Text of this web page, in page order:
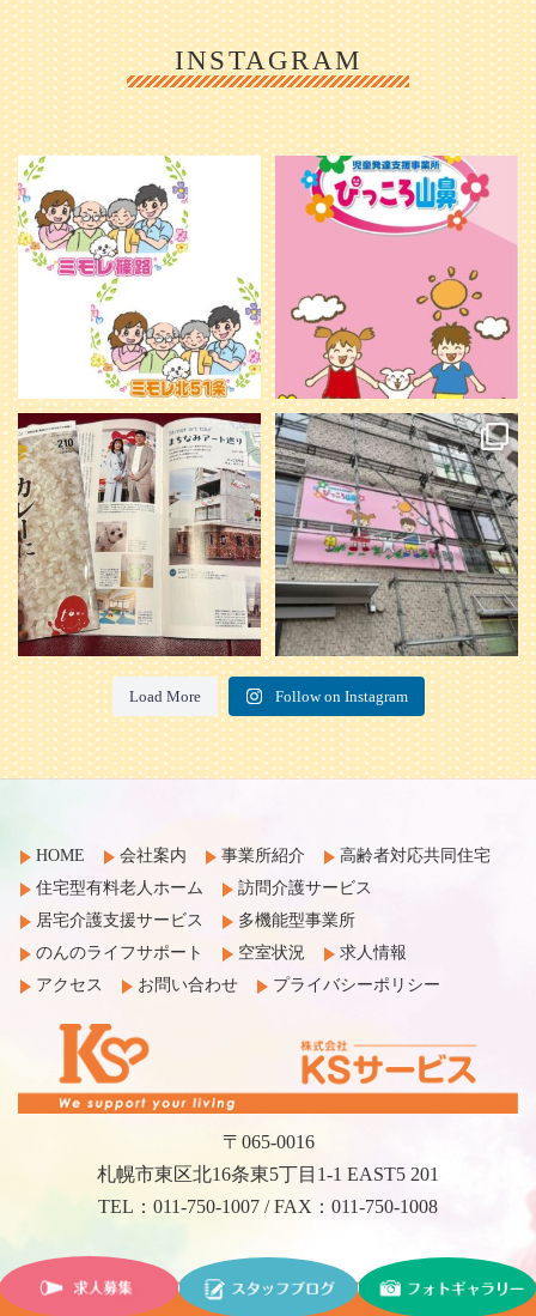
INSTAGRAM
利用者様やご家族の皆さまに、親し
みや温かさが伝わるようなデザイン
を目指し、ミモレのイラストを新し
く作...
20 0
＼ 2026年6月1日 OPEN ／
...
25 0
本日発売のオトンvol.210号に掲載さ
れました！...
28 1
『ぴっころ山鼻』オープンに向けて
準備が着々と進んでいます。
皆さんお楽しみに〜
...
26 0
Load More Follow on Instagram
HOME 会社案内 事業所紹介
高齢者対応共同住宅
住宅型有料老人ホーム
訪問介護サービス
居宅介護支援サービス
多機能型事業所
のんのライフサポート
空室状況
求人情報
アクセス
お問い合わせ プライバシーポリシー
〒065-0016
札幌市東区北16条東5丁目1-1 EAST5 201
TEL：011-750-1007 / FAX：011-750-1008
©2017 KS Service